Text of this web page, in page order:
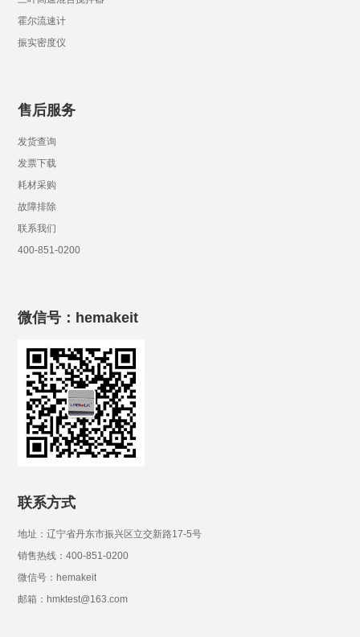
霍尔流速计
振实密度仪
售后服务
发货查询
发票下载
耗材采购
故障排除
联系我们
400-851-0200
微信号：hemakeit
联系方式
地址：辽宁省丹东市振兴区立交新路17-5号
销售热线：400-851-0200
微信号：hemakeit
邮箱：hmktest@163.com